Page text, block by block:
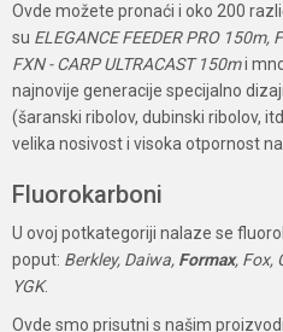
Ovde možete pronaći i oko 200
su ELEGANCE FEEDER PRO 150m,
FXN - CARP ULTRACAST 150mi
najnovije generacije specijalno
(šaranski ribolov, dubinski ribolov,
velika nosivost i visoka otpornost na
Fluorokarboni
U ovoj potkategoriji nalaze se
poput: Berkley, Daiwa, Formax, Fox,
YGK.
Ovde smo prisutni s našim